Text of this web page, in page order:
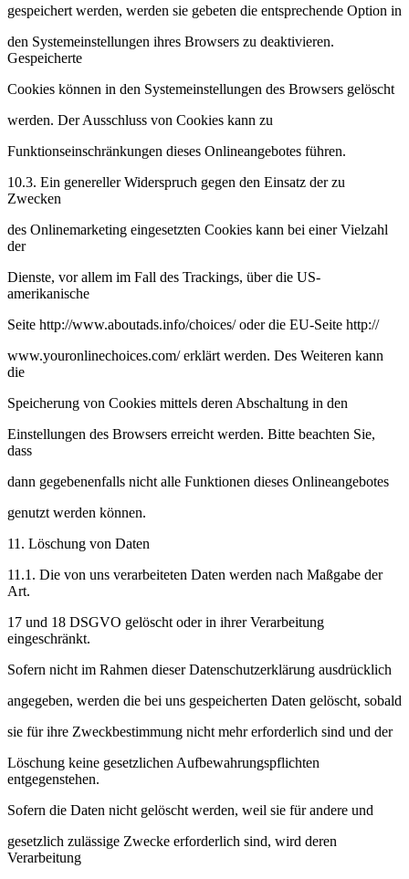
gespeichert werden, werden sie gebeten die entsprechende Option in
den Systemeinstellungen ihres Browsers zu deaktivieren.
Gespeicherte
Cookies können in den Systemeinstellungen des Browsers gelöscht
werden. Der Ausschluss von Cookies kann zu
Funktionseinschränkungen dieses Onlineangebotes führen.
10.3. Ein genereller Widerspruch gegen den Einsatz der zu
Zwecken
des Onlinemarketing eingesetzten Cookies kann bei einer Vielzahl
der
Dienste, vor allem im Fall des Trackings, über die US-
amerikanische
Seite http://www.aboutads.info/choices/ oder die EU-Seite http://
www.youronlinechoices.com/ erklärt werden. Des Weiteren kann
die
Speicherung von Cookies mittels deren Abschaltung in den
Einstellungen des Browsers erreicht werden. Bitte beachten Sie,
dass
dann gegebenenfalls nicht alle Funktionen dieses Onlineangebotes
genutzt werden können.
11. Löschung von Daten
11.1. Die von uns verarbeiteten Daten werden nach Maßgabe der
Art.
17 und 18 DSGVO gelöscht oder in ihrer Verarbeitung
eingeschränkt.
Sofern nicht im Rahmen dieser Datenschutzerklärung ausdrücklich
angegeben, werden die bei uns gespeicherten Daten gelöscht, sobald
sie für ihre Zweckbestimmung nicht mehr erforderlich sind und der
Löschung keine gesetzlichen Aufbewahrungspflichten
entgegenstehen.
Sofern die Daten nicht gelöscht werden, weil sie für andere und
gesetzlich zulässige Zwecke erforderlich sind, wird deren
Verarbeitung